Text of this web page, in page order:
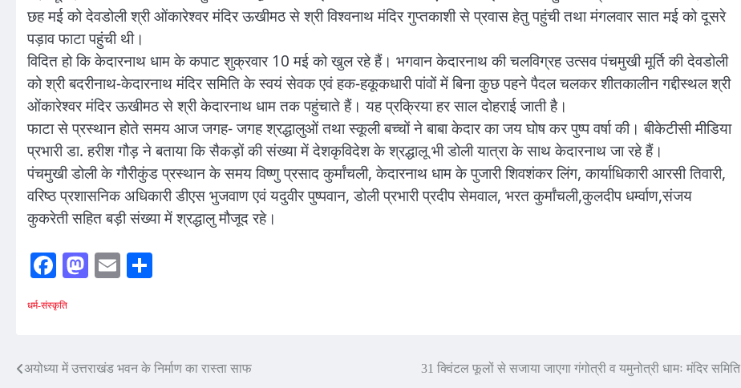
छह मई को देवडोली श्री ओंकारेश्वर मंदिर ऊखीमठ से श्री विश्वनाथ मंदिर गुप्तकाशी से प्रवास हेतु पहुंची तथा मंगलवार सात मई को दूसरे
पड़ाव फाटा पहुंची थी।
विदित हो कि केदारनाथ धाम के कपाट शुक्रवार 10 मई को खुल रहे हैं। भगवान केदारनाथ की चलविग्रह उत्सव पंचमुखी मूर्ति की देवडोली
को श्री बदरीनाथ-केदारनाथ मंदिर समिति के स्वयं सेवक एवं हक-हकूकधारी पांवों में बिना कुछ पहने पैदल चलकर शीतकालीन गद्दीस्थल श्री
ओंकारेश्वर मंदिर ऊखीमठ से श्री केदारनाथ धाम तक पहुंचाते हैं। यह प्रक्रिया हर साल दोहराई जाती है।
फाटा से प्रस्थान होते समय आज जगह- जगह श्रद्धालुओं तथा स्कूली बच्चों ने बाबा केदार का जय घोष कर पुष्प वर्षा की। बीकेटीसी मीडिया
प्रभारी डा. हरीश गौड़ ने बताया कि सैकड़ों की संख्या में देशकृविदेश के श्रद्धालू भी डोली यात्रा के साथ केदारनाथ जा रहे हैं।
पंचमुखी डोली के गौरीकुंड प्रस्थान के समय विष्णु प्रसाद कुर्मांचली, केदारनाथ धाम के पुजारी शिवशंकर लिंग, कार्याधिकारी आरसी तिवारी,
वरिष्ठ प्रशासनिक अधिकारी डीएस भुजवाण एवं यदुवीर पुष्पवान, डोली प्रभारी प्रदीप सेमवाल, भरत कुर्मांचली,कुलदीप धर्म्वाण,संजय
कुकरेती सहित बड़ी संख्या में श्रद्धालु मौजूद रहे।
Facebook
Mastodon
Email
धर्म-संस्कृति
Post
अयोध्या में उत्तराखंड भवन के निर्माण का रास्ता साफ 31 क्विंटल फूलों से सजाया जाएगा गंगोत्री व यमुनोत्री धामः मंदिर समिति